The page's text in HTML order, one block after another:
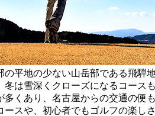
の平地の少ない山岳部である飛騨
冬は雪深くクローズになるコース
多くあり、名古屋からの交通の便
ースや、初心者でもゴルフの楽し